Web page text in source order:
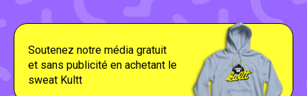
Soutenez notre média gratuit
et sans publicité en achetant le
sweat Kultt